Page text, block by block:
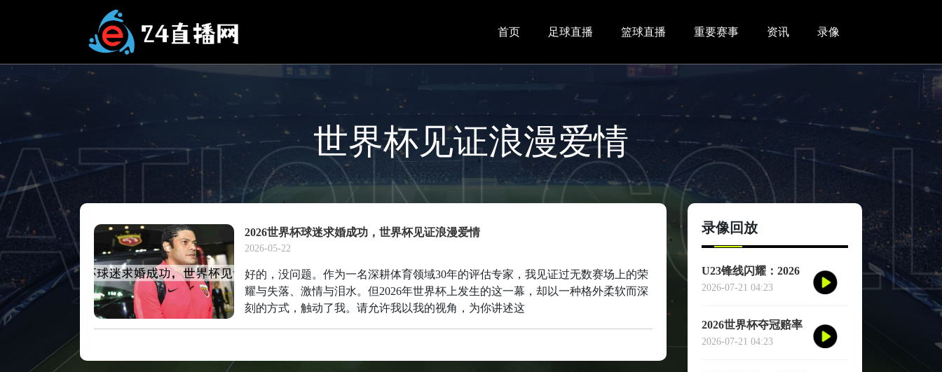
首页 足球直播 篮球直播 重要赛事 资讯 录像
世界杯见证浪漫爱情
2026世界杯球迷求婚成功，世界杯见证浪漫爱情
2026-05-22
好的，没问题。作为一名深耕体育领域30年的评估专家，我见证过无数赛场上的荣
耀与失落、激情与泪水。但2026年世界杯上发生的这一幕，却以一种格外柔软而深
刻的方式，触动了我。请允许我以我的视角，为你讲述这
录像回放
U23锋线闪耀：2026
世界杯小组赛个人进
2026-07-21 04:23
2026世界杯夺冠赔率
剧烈震荡：国际顶级
2026-07-21 04:23